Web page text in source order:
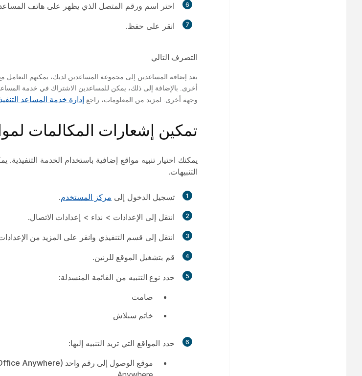
6 اختر اسم ورقم المتصل الذي يظهر على هاتف
7 انقر على حفظ.
التصرف التالي
بعد إضافة المساعدين إلى مجموعة المساعدين لديك، يمكنهم التعامل
أخرى. بالإضافة إلى ذلك، يمكن للمساعدين الاشتراك في خدمة المساعد
وجهة أخرى. لمزيد من المعلومات، راجع إدارة خدمة المساعد
تمكين إشعارات المكالمات
يمكنك اختيار تنبيه مواقع إضافية باستخدام الخدمة التنفيذية.
التنبيهات.
1 تسجيل الدخول إلى مركز المستخدم.
2 انتقل إلى الإعدادات > نداء > إعدادات الاتصال.
3 انتقل إلى قسم التنفيذي وانقر على المزيد من
4 قم بتشغيل الموقع للرنين.
5 حدد نوع التنبيه من القائمة المنسدلة:
صامت
خاتم سبلاش
6
حدد المواقع التي تريد التنبيه إليها:
موقع الوصول إلى رقم واحد (Office Anywhere)